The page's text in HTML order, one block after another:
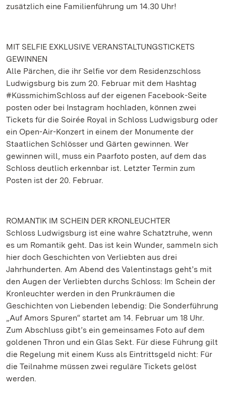
zusätzlich eine Familienführung um 14.30 Uhr!
MIT SELFIE EXKLUSIVE VERANSTALTUNGSTICKETS
GEWINNEN
Alle Pärchen, die ihr Selfie vor dem Residenzschloss
Ludwigsburg bis zum 20. Februar mit dem Hashtag
#KüssmichimSchloss auf der eigenen Facebook-Seite
posten oder bei Instagram hochladen, können zwei
Tickets für die Soirée Royal in Schloss Ludwigsburg oder
ein Open-Air-Konzert in einem der Monumente der
Staatlichen Schlösser und Gärten gewinnen. Wer
gewinnen will, muss ein Paarfoto posten, auf dem das
Schloss deutlich erkennbar ist. Letzter Termin zum
Posten ist der 20. Februar.
ROMANTIK IM SCHEIN DER KRONLEUCHTER
Schloss Ludwigsburg ist eine wahre Schatztruhe, wenn
es um Romantik geht. Das ist kein Wunder, sammeln sich
hier doch Geschichten von Verliebten aus drei
Jahrhunderten. Am Abend des Valentinstags geht’s mit
den Augen der Verliebten durchs Schloss: Im Schein der
Kronleuchter werden in den Prunkräumen die
Geschichten von Liebenden lebendig: Die Sonderführung
„Auf Amors Spuren“ startet am 14. Februar um 18 Uhr.
Zum Abschluss gibt’s ein gemeinsames Foto auf dem
goldenen Thron und ein Glas Sekt. Für diese Führung gilt
die Regelung mit einem Kuss als Eintrittsgeld nicht: Für
die Teilnahme müssen zwei reguläre Tickets gelöst
werden.